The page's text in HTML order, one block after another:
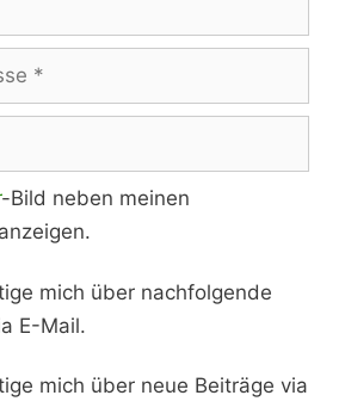
-Bild neben meinen
mich über nachfolgende
E-Mail.
mich über neue Beiträge via